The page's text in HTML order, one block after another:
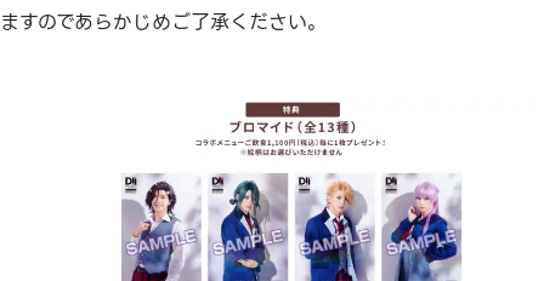
ますのであらかじめご了承ください。